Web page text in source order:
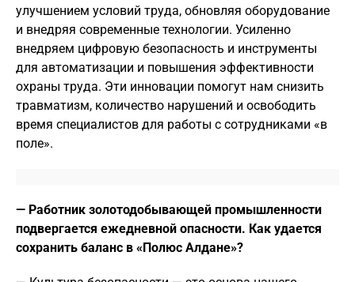
улучшением условий труда, обновляя оборудование
и внедряя современные технологии. Усиленно
внедряем цифровую безопасность и инструменты
для автоматизации и повышения эффективности
охраны труда. Эти инновации помогут нам снизить
травматизм, количество нарушений и освободить
время специалистов для работы с сотрудниками «в
поле».
— Работник золотодобывающей промышленности
подвергается ежедневной опасности. Как удается
сохранить баланс в «Полюс Алдане»?